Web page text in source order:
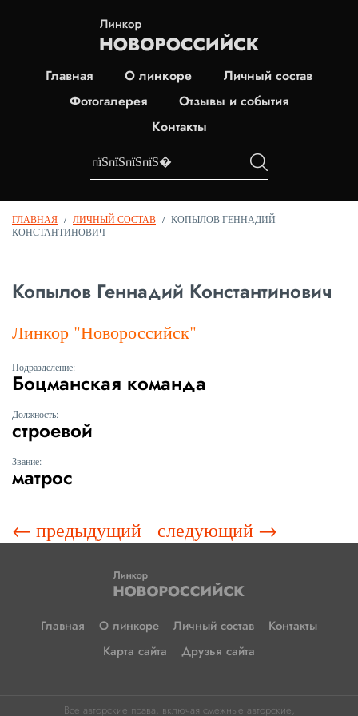
Главная О линкоре
Личный состав
Фотогалерея
Отзывы и события
Контакты
ГЛАВНАЯ / ЛИЧНЫЙ СОСТАВ / КОПЫЛОВ ГЕННАДИЙ
КОНСТАНТИНОВИЧ
Копылов Геннадий Константинович
Линкор "Новороссийск"
Подразделение:
Боцманская команда
Должность:
строевой
Звание:
матрос
← предыдущий следующий →
Главная О линкоре Личный состав
Контакты
Карта сайта
Друзья сайта
Все авторские права, включая смежные авторские,